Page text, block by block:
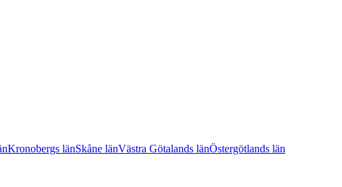
Kronobergs länSkåne länVästra Götalands länÖstergötlands län